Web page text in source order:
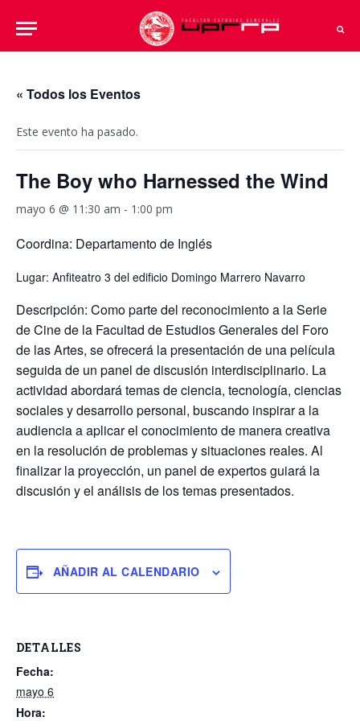
« Todos los Eventos
Este evento ha pasado.
The Boy who Harnessed the Wind
mayo 6 @ 11:30 am - 1:00 pm
Coordina: Departamento de Inglés
Lugar: Anfiteatro 3 del edificio Domingo Marrero Navarro
Descripción: Como parte del reconocimiento a la Serie
de Cine de la Facultad de Estudios Generales del Foro
de las Artes, se ofrecerá la presentación de una película
seguida de un panel de discusión interdisciplinario. La
actividad abordará temas de ciencia, tecnología, ciencias
sociales y desarrollo personal, buscando inspirar a la
audiencia a aplicar el conocimiento de manera creativa
en la resolución de problemas y situaciones reales. Al
finalizar la proyección, un panel de expertos guiará la
discusión y el análisis de los temas presentados.
AÑADIR AL CALENDARIO
DETALLES
Fecha:
mayo 6
Hora: